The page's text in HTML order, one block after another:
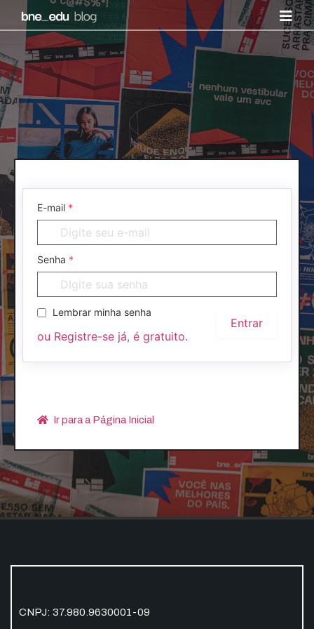
E-mail *
Senha *
Lembrar minha senha
ou Registre-se já, é gratuito.
Ir para a Página Inicial
CNPJ: 37.980.9630001-09